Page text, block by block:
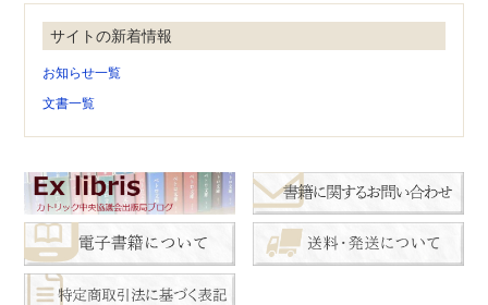
サイトの新着情報
お知らせ一覧
文書一覧